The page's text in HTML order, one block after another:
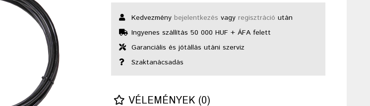
Kedvezménybejelentkezés vagyregisztráció után
Ingyenes szállítás 50 000 HUF + ÁFA felett
Garanciális és jótállás utáni szerviz
Szaktanácsadás
VÉLEMÉNYEK (0)